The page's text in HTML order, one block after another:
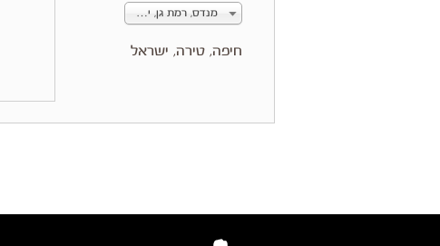
מנדס, רמת גן, ישראל
חיפה, טירה, ישראל